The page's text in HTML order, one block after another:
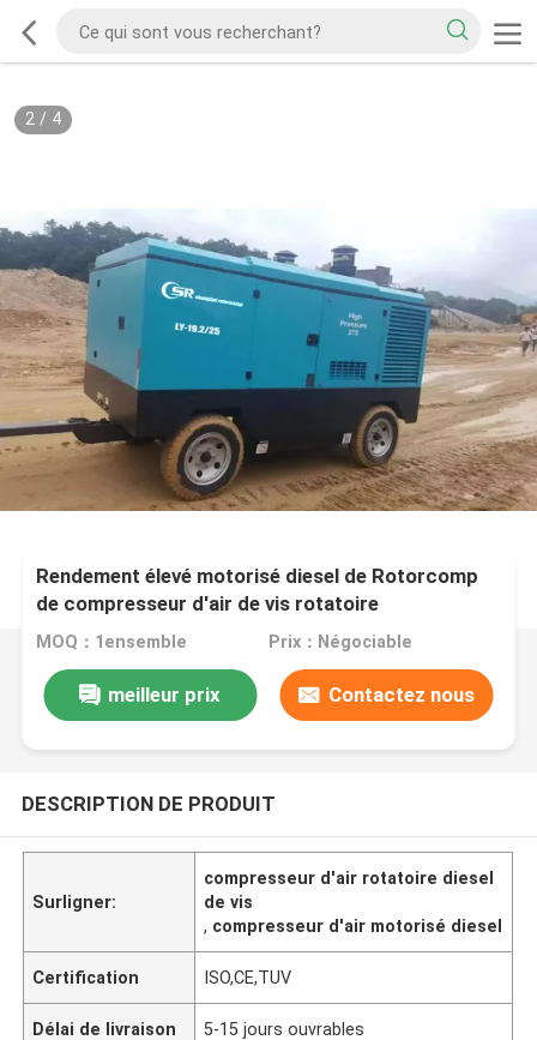
2/ 4
Rendement élevé motorisé diesel de Rotorcomp
de compresseur d'air de vis rotatoire
MOQ：1ensemble Prix：Négociable
meilleur prix Contactez nous
DESCRIPTION DE PRODUIT
Surligner:
compresseur d'air rotatoire diesel
de vis
, compresseur d'air motorisé diesel
Certification ISO,CE,TUV
Délai de livraison 5-15 jours ouvrables